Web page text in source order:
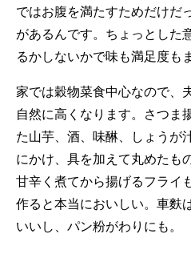
ではお腹を満たすためだけだ
があるんです。ちょっとした
るかしないかで味も満足度も
家では穀物菜食中心なので、
自然に高くなります。さつま
た山芋、酒、味醂、しょうが
にかけ、具を加えて丸めたも
甘辛く煮てから揚げるフライ
作ると本当においしい。車麩
いいし、パン粉がわりにも。